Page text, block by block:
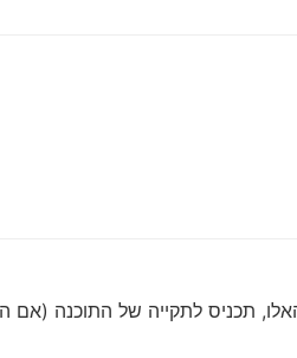
תכניס לתקייה של התוכנה